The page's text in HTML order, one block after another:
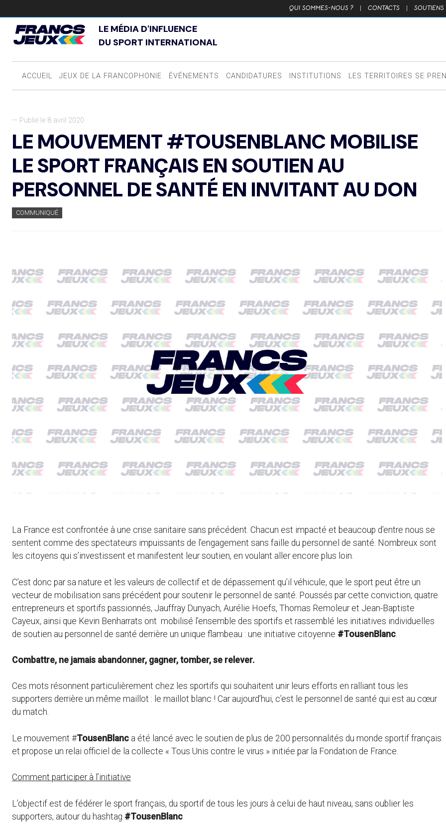
QUI SOMMES-NOUS ? | CONTACTS | SOUTIENS
LE MÉDIA D'INFLUENCE
DU SPORT INTERNATIONAL
ACCUEIL JEUX DE LA FRANCOPHONIE ÉVÉNEMENTS CANDIDATURES INSTITUTIONS LES TERRITOIRES SE
— Publié le 8 avril 2020
LE MOUVEMENT #TOUSENBLANC MOBILISE
LE SPORT FRANÇAIS EN SOUTIEN AU
PERSONNEL DE SANTÉ EN INVITANT AU DON
COMMUNIQUÉ
La France est confrontée à une crise sanitaire sans précédent. Chacun est impacté et beaucoup d’entre nous se
sentent comme des spectateurs impuissants de l’engagement sans faille du personnel de santé. Nombreux sont
les citoyens qui s’investissent et manifestent leur soutien, en voulant aller encore plus loin.
C’est donc par sa nature et les valeurs de collectif et de dépassement qu’il véhicule, que le sport peut être un
vecteur de mobilisation sans précédent pour soutenir le personnel de santé. Poussés par cette conviction, quatre
entrepreneurs et sportifs passionnés, Jauffray Dunyach, Aurélie Hoefs, Thomas Remoleur et Jean-Baptiste
Cayeux, ainsi que Kevin Benharrats ont mobilisé l’ensemble des sportifs et rassemblé les initiatives individuelles
de soutien au personnel de santé derrière un unique flambeau : une initiative citoyenne #TousenBlanc
Combattre, ne jamais abandonner, gagner, tomber, se relever.
Ces mots résonnent particulièrement chez les sportifs qui souhaitent unir leurs efforts en ralliant tous les
supporters derrière un même maillot : le maillot blanc ! Car aujourd’hui, c’est le personnel de santé qui est au cœur
du match.
Le mouvement #TousenBlanc a été lancé avec le soutien de plus de 200 personnalités du monde sportif français
et propose un relai officiel de la collecte « Tous Unis contre le virus » initiée par la Fondation de France.
Comment participer à l’initiative
L’objectif est de fédérer le sport français, du sportif de tous les jours à celui de haut niveau, sans oublier les
supporters, autour du hashtag #TousenBlanc